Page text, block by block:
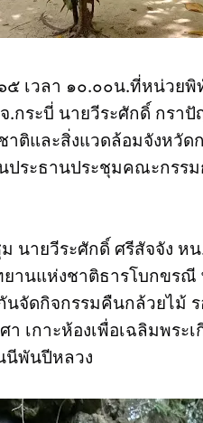
เวลา ๑๐.๐๐น.ที่หน่วย
.กระบี่ นายวีระศักดิ์ กรา
าติและสิ่งแวดล้อมจังหวั
ระธานประชุมคณะกรร
นายวีระศักดิ์ ศรีสัจจัง
านแห่งชาติธารโบกขรณี
จัดกิจกรรมคืนกล้วยไม้ ร
เกาะห้องเพื่อเฉลิมพระ
นีพันปีหลวง